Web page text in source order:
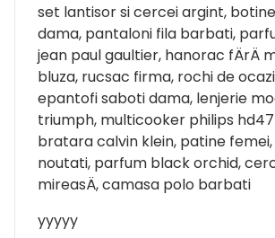
set lantisor si cercei argint,
dama, pantaloni fila barbati,
jean paul gaultier, hanorac fÄrÄ
bluza, rucsac firma, rochi de
epantofi saboti dama, lenjerie
triumph, multicooker philips
bratara calvin klein, patine femei,
noutati, parfum black orchid,
mireasÄ, camasa polo barbati
yyyyy